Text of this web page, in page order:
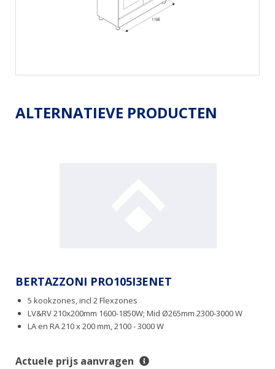
ALTERNATIEVE PRODUCTEN
BERTAZZONI PRO105I3ENET
5 kookzones, incl 2 Flexzones
LV&RV 210x200mm 1600-1850W; Mid Ø265mm 2300-3000 W
LA en RA 210 x 200 mm, 2100 - 3000 W
Actuele prijs aanvragen